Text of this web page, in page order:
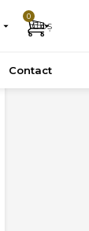
Coș
0
Contact